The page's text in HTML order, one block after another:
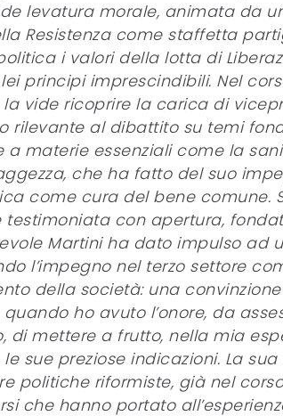
levatura morale, animata da
Resistenza come staffetta
i valori della lotta di
principi imprescindibili. Nel
vide ricoprire la carica di
rilevante al dibattito su temi
materie essenziali come la
che ha fatto del suo
come cura del bene comune.
con apertura,
Martini ha dato impulso ad
l’impegno nel terzo settore
della società: una
ho avuto l’onore, da
di mettere a frutto, nella mia
sue preziose indicazioni. La
politiche riformiste, già nel
che hanno portato